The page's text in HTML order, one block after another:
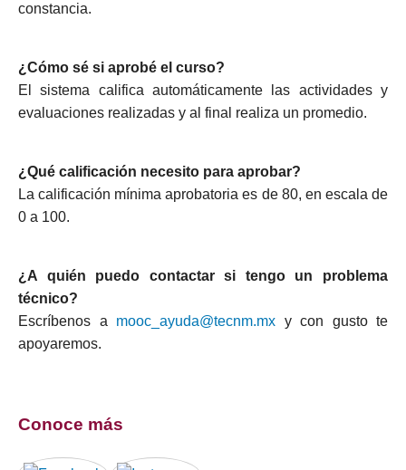
constancia.
¿Cómo sé si aprobé el curso?
El sistema califica automáticamente las actividades y
evaluaciones realizadas y al final realiza un promedio.
¿Qué calificación necesito para aprobar?
La calificación mínima aprobatoria es de 80, en escala de
0 a 100.
¿A quién puedo contactar si tengo un problema
técnico?
Escríbenos a mooc_ayuda@tecnm.mx y con gusto te
apoyaremos.
Conoce más